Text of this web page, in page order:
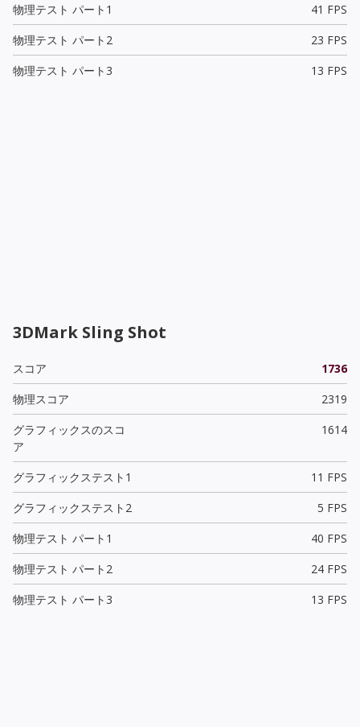
物理テスト パート1
41 FPS
物理テスト パート2
23 FPS
物理テスト パート3
13 FPS
3DMark Sling Shot
スコア
1736
物理スコア
2319
グラフィックスのスコ
ア
1614
グラフィックステスト1
11 FPS
グラフィックステスト2
5 FPS
物理テスト パート1
40 FPS
物理テスト パート2
24 FPS
物理テスト パート3
13 FPS